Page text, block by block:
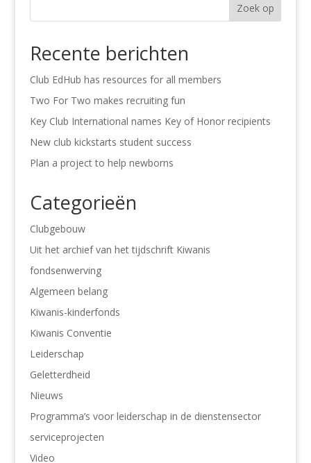
Zoek op
Recente berichten
Club EdHub has resources for all members
Two For Two makes recruiting fun
Key Club International names Key of Honor recipients
New club kickstarts student success
Plan a project to help newborns
Categorieën
Clubgebouw
Uit het archief van het tijdschrift Kiwanis
fondsenwerving
Algemeen belang
Kiwanis-kinderfonds
Kiwanis Conventie
Leiderschap
Geletterdheid
Nieuws
Programma’s voor leiderschap in de dienstensector
serviceprojecten
Video